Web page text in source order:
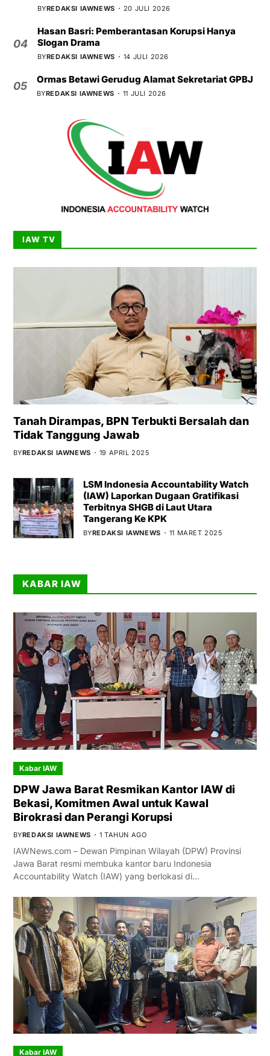
BYREDAKSI IAWNEWS 20 JULI 2026
04
Hasan Basri: Pemberantasan Korupsi Hanya
Slogan Drama
BYREDAKSI IAWNEWS 14 JULI 2026
05
Ormas Betawi Gerudug Alamat Sekretariat GPBJ
BYREDAKSI IAWNEWS 11 JULI 2026
IAW TV
Tanah Dirampas, BPN Terbukti Bersalah dan
Tidak Tanggung Jawab
BYREDAKSI IAWNEWS 19 APRIL 2025
LSM Indonesia Accountability Watch
(IAW) Laporkan Dugaan Gratifikasi
Terbitnya SHGB di Laut Utara
Tangerang Ke KPK
BYREDAKSI IAWNEWS 11 MARET 2025
KABAR IAW
Kabar IAW
DPW Jawa Barat Resmikan Kantor IAW di
Bekasi, Komitmen Awal untuk Kawal
Birokrasi dan Perangi Korupsi
BYREDAKSI IAWNEWS 1 TAHUN AGO
IAWNews.com – Dewan Pimpinan Wilayah (DPW) Provinsi
Jawa Barat resmi membuka kantor baru Indonesia
Accountability Watch (IAW) yang berlokasi di…
Kabar IAW